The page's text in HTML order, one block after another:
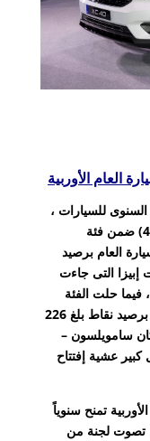
سيارة العام الأوربية
للسيارات ،
تمكنت سيارة فولفو الجديدة (إكس سى 40) ضمن فئة
العام برصيد
إبيزا التى جاءت
نقاط بلغ 242 نقطة ، فيما حلت الفئة
الخامسة من (بى إم دبليو) بالمركز الثالث برصيد نقاط بلغ 226
سامويلسون –
عشية إفتتاح
تمنح سنوياً
تصوت لجنة من